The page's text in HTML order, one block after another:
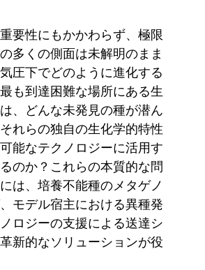
要性にもかかわらず、極限
多くの側面は未解明のまま
圧下でどのように進化する
も到達困難な場所にある生
、どんな未発見の種が潜ん
れらの独自の生化学的特性
能なテクノロジーに活用す
のか？これらの本質的な問
は、培養不能種のメタゲノ
モデル宿主における異種発
ロジーの支援による送達シ
新的なソリューションが役